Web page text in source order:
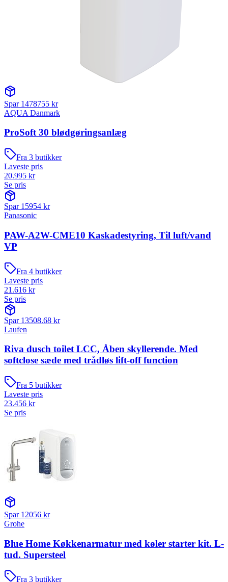
Spar 1478755 kr
AQUA Danmark
ProSoft 30 blødgøringsanlæg
Fra 3 butikker
Laveste pris
20.995 kr
Se pris
Spar 15954 kr
Panasonic
PAW-A2W-CME10 Kaskadestyring, Til luft/vand
VP
Fra 4 butikker
Laveste pris
21.616 kr
Se pris
Spar 13508.68 kr
Laufen
Riva dusch toilet LCC, Åben skyllerende. Med
softclose sæde med trådløs lift-off function
Fra 5 butikker
Laveste pris
23.456 kr
Se pris
Spar 12056 kr
Grohe
Blue Home Køkkenarmatur med køler starter kit. L-
tud. Supersteel
Fra 3 butikker